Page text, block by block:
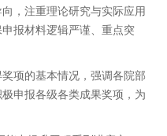
，注重理论研究与实际应用
报材料逻辑严谨、重点突
项的基本情况，强调各院部
申报各级各类成果奖项，为